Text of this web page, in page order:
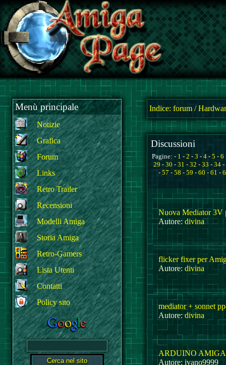
Menù principale
Notizie
Grafica
Forum
Links
Retro Trailer
Recensioni
Modelli Amiga
Storia Amiga
Retro-Gamers
Lista Utenti
Contatti
Policy sito
Indice: forum /
Discussioni
Pagine: - 1 - 2 - 3 - 4 - 5 - 6
29 - 30 - 31 - 32 - 33 - 34 -
- 57 - 58 - 59 - 60 - 61 -
Nuova Mediator 3V
Autore: divina
flicker fixer per
Autore: divina
mediator + sonnet
Autore:divina
ARDUINO
Autore: ivano9999